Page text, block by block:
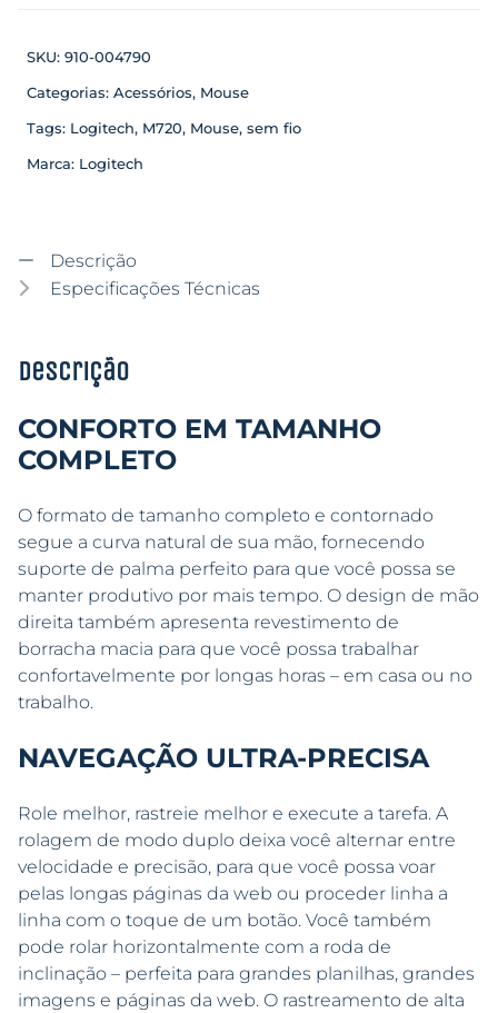
SKU: 910-004790
Categorias: Acessórios, Mouse
Tags: Logitech, M720, Mouse, sem fio
Marca: Logitech
Descrição
Especificações Técnicas
Descrição
CONFORTO EM TAMANHO
COMPLETO
O formato de tamanho completo e contornado
segue a curva natural de sua mão, fornecendo
suporte de palma perfeito para que você possa se
manter produtivo por mais tempo. O design de mão
direita também apresenta revestimento de
borracha macia para que você possa trabalhar
confortavelmente por longas horas – em casa ou no
trabalho.
NAVEGAÇÃO ULTRA-PRECISA
Role melhor, rastreie melhor e execute a tarefa. A
rolagem de modo duplo deixa você alternar entre
velocidade e precisão, para que você possa voar
pelas longas páginas da web ou proceder linha a
linha com o toque de um botão. Você também
pode rolar horizontalmente com a roda de
inclinação – perfeita para grandes planilhas, grandes
imagens e páginas da web. O rastreamento de alta